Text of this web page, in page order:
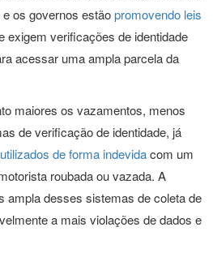
os governos estãopromovendo leis
exigem verificações de identidade
acessar uma ampla parcela da
maiores os vazamentos, menos
de verificação de identidade, já
de forma indevidacom um
roubada ou vazada. A
ampla desses sistemas de coleta de
a mais violações de dados e